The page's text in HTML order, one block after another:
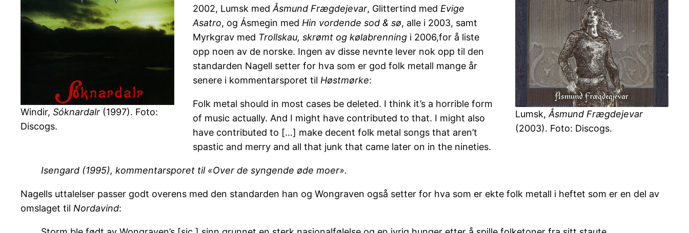
Lumsk, Åsmund Frægdejevar
(2003). Foto: Discogs.
Windir, Sóknardalr (1997). Foto:
Discogs.
2002, Lumsk med Åsmund Frægdejevar, Glittertind med Evige
Asatro, og Ásmegin med Hin vordende sod & sø, alle i 2003, samt
Myrkgrav med Trollskau, skrømt og kølabrenning i 2006,for å liste
opp noen av de norske. Ingen av disse nevnte lever nok opp til den
standarden Nagell setter for hva som er god folk metall mange år
senere i kommentarsporet til Høstmørke:
Folk metal should in most cases be deleted. I think it’s a horrible form
of music actually. And I might have contributed to that. I might also
have contributed to […] make decent folk metal songs that aren’t
spastic and merry and all that junk that came later on in the nineties.
Isengard (1995), kommentarsporet til «Over de syngende øde moer».
Nagells uttalelser passer godt overens med den standarden han og Wongraven også setter for hva som er ekte folk metall i heftet som er en del av
omslaget til Nordavind: